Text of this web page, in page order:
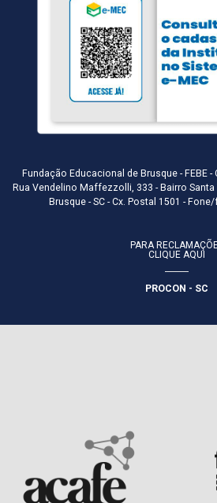
Fundação Educacional de Brusque - FEBE -
Rua Vendelino Maffezzolli, 333 - Bairro Santa
Brusque - SC - Cx. Postal 1501 -
PARA
CLIQUE AQUI
PROCON - SC